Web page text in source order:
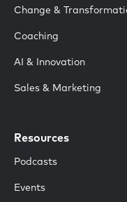
Change &
Coaching
AI & Innovation
Sales & Marketing
Resources
Podcasts
Events